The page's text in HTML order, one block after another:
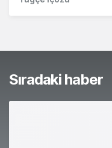
Sıradaki haber